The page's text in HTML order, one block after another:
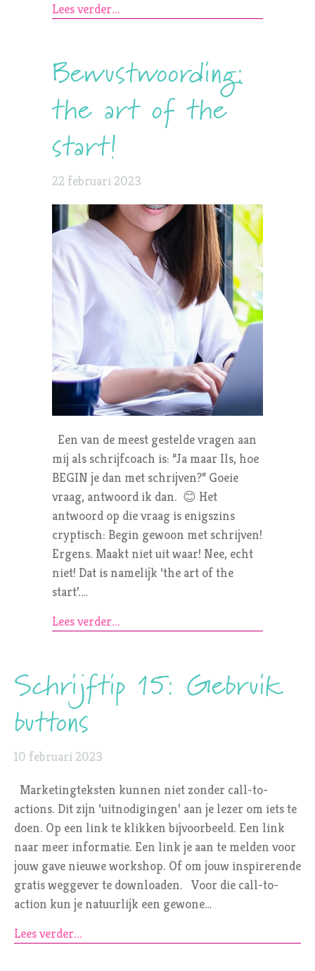
Lees verder...
Bewustwoording:
the art of the
start!
22 februari 2023
Een van de meest gestelde vragen aan
mij als schrijfcoach is: “Ja maar Ils, hoe
BEGIN je dan met schrijven?” Goeie
vraag, antwoord ik dan. 😊 Het
antwoord op die vraag is enigszins
cryptisch: Begin gewoon met schrijven!
Ergens. Maakt niet uit waar! Nee, echt
niet! Dat is namelijk ‘the art of the
start’.…
Lees verder...
Schrijftip 15: Gebruik
buttons
10 februari 2023
Marketingteksten kunnen niet zonder call-to-
actions. Dit zijn ‘uitnodigingen’ aan je lezer om iets te
doen. Op een link te klikken bijvoorbeeld. Een link
naar meer informatie. Een link je aan te melden voor
jouw gave nieuwe workshop. Of om jouw inspirerende
gratis weggever te downloaden. Voor die call-to-
action kun je natuurlijk een gewone…
Lees verder...